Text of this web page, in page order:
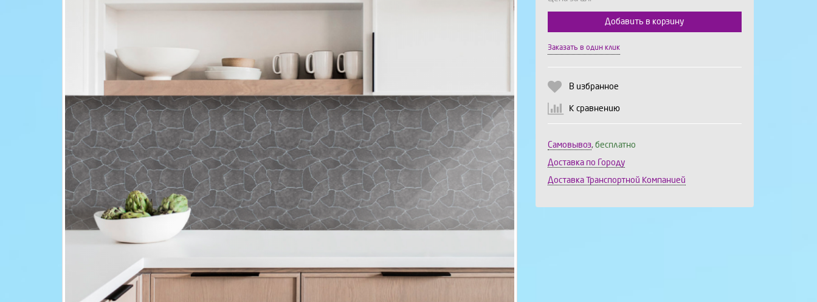
Добавить в корзину
Заказать в один клик
В избранное
К сравнению
Самовывоз, бесплатно
Доставка по Городу
Доставка Транспортной Компанией